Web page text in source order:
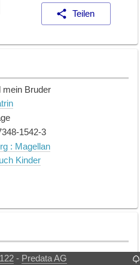
Teilen
mein Bruder
1542-3
: Magellan
Kinder
- Predata AG